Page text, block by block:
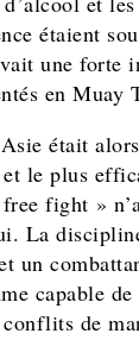
étaient
une forte
en Muay
était
le plus
fight »
La
un
capable
de